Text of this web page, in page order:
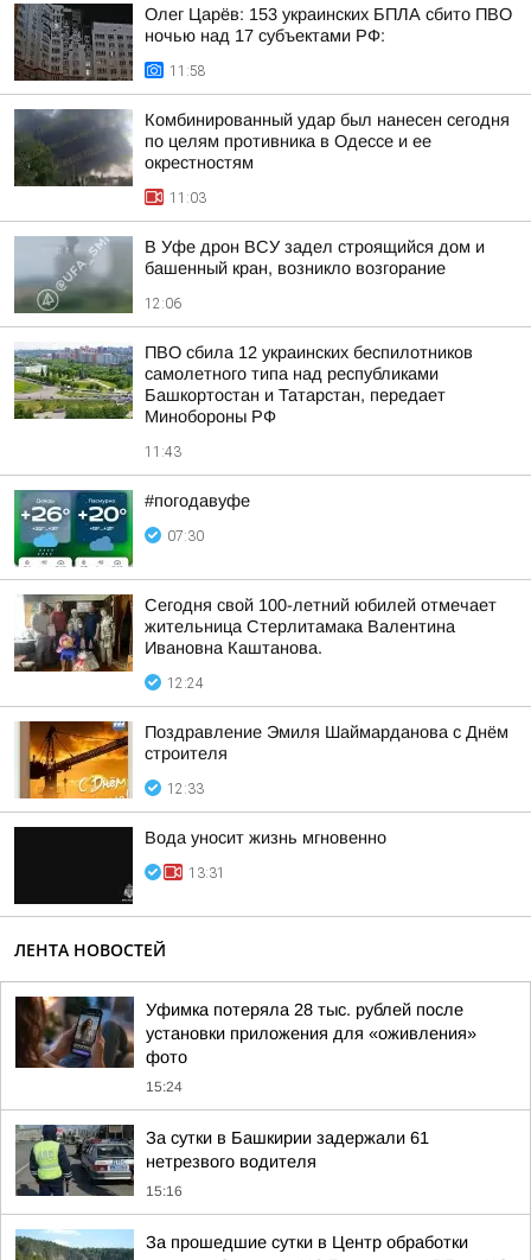
Олег Царёв: 153 украинских БПЛА сбито ПВО
ночью над 17 субъектами РФ:
11:58
Комбинированный удар был нанесен сегодня
по целям противника в Одессе и ее
окрестностям
11:03
В Уфе дрон ВСУ задел строящийся дом и
башенный кран, возникло возгорание
12:06
ПВО сбила 12 украинских беспилотников
самолетного типа над республиками
Башкортостан и Татарстан, передает
Минобороны РФ
11:43
#погодавуфе
07:30
Сегодня свой 100-летний юбилей отмечает
жительница Стерлитамака Валентина
Ивановна Каштанова.
12:24
Поздравление Эмиля Шаймарданова с Днём
строителя
12:33
Вода уносит жизнь мгновенно
13:31
ЛЕНТА НОВОСТЕЙ
Уфимка потеряла 28 тыс. рублей после
установки приложения для «оживления»
фото
15:24
За сутки в Башкирии задержали 61
нетрезвого водителя
15:16
За прошедшие сутки в Центр обработки